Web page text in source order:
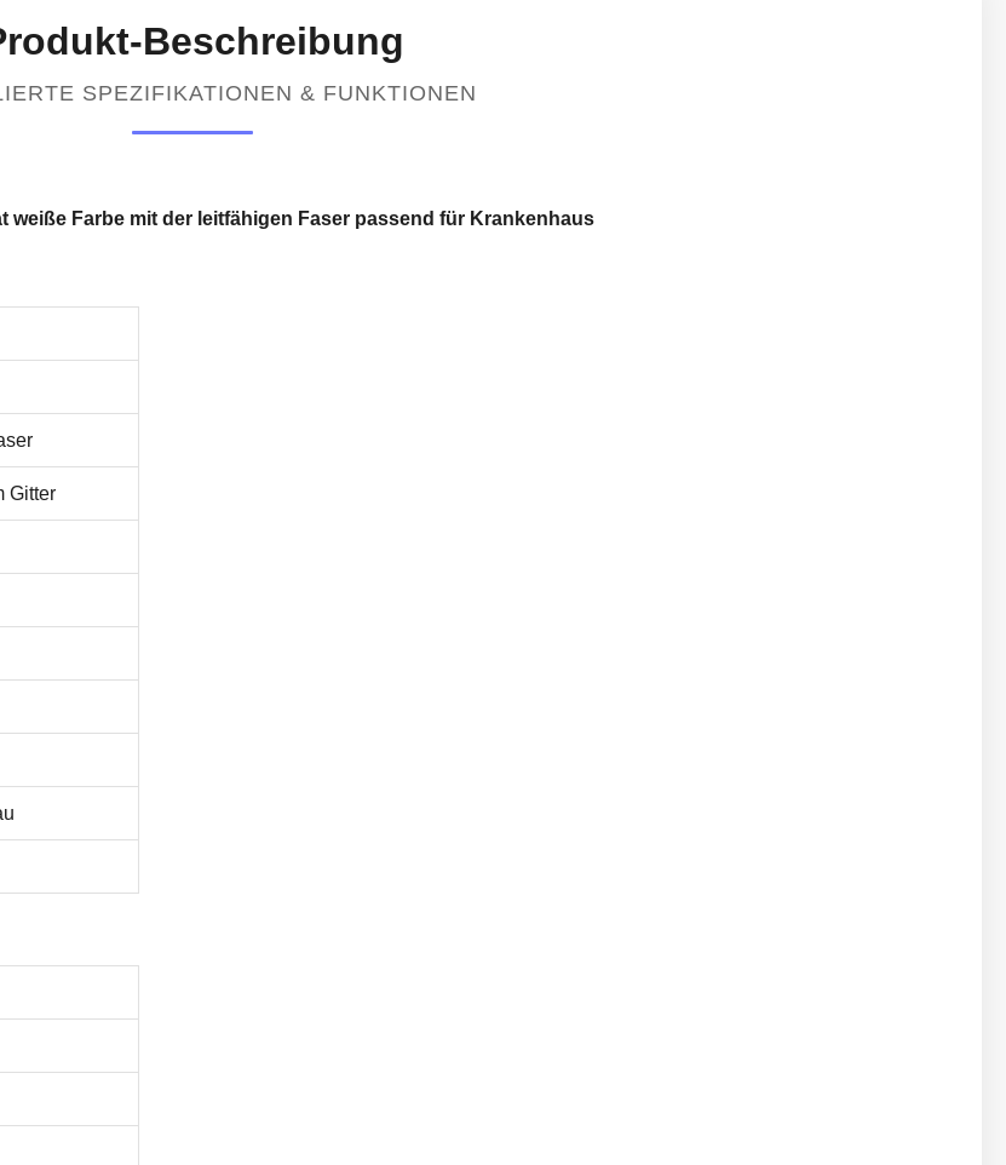
Beschreibung
SPEZIFIKATIONEN & FUNKTIONEN
Farbe mit der leitfähigen Faser passend für Krankenhaus
Gitter